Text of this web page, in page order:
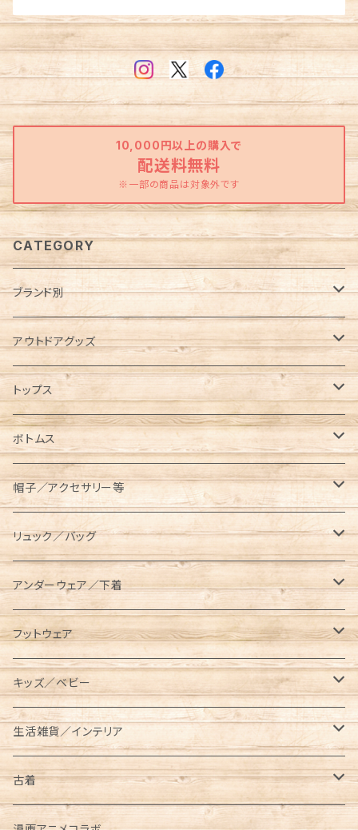
10,000円以上の購入で
配送料無料
※一部の商品は対象外です
CATEGORY
ブランド別
Abu Garcia（アブガルシア）
anello（アネロ）
AO Coolers（エーオークーラーズ）
asobito（アソビト）
AVIREX（アビレックス）
BEN DAVIS（ベンデイビス）
BRIEFING（ブリーフィング）
BUTTERFLY TWISTS（バタフライツイスト）
Champion（チャンピオン）
CHUMS（チャムス）
東北限定販売アイテム
アウトドアグッズ
焚き火グッズ
ケース各種
コンテナ／ツールボックス
スキレットケース
ダッチオーブンケース
ポールケース
メスティンケース
トラッシュバッグ／ゴミ入れ
薪入れ／薪バッグ
トイレットペーパー／ティッシュケース
テーブル／チェア
コット／マット
レジャーシート／グランドシート
ランタン／ライト類
タンブラー／水筒
クッカー／食器
メスティン
ケトル
トップス
ノースリーブ／タンクトップ
半袖Tシャツ
長袖／ハンパ袖Tシャツ
長袖Tシャツ
七分袖Tシャツ
シャツ
長袖
半袖
スウェット／トレーナー
半袖
長袖
パーカー
プルパーカー
ジップパーカー
ジャケット／アウター
コーチジャケット
中綿ジャケット
オーバーオール／オールインワン
ボトムス
オーバーオール／オールインワン
ロングパンツ
ハーフパンツ／ショーツ
クロップドパンツ
帽子／アクセサリー等
キャップ／ハット
ベルト／サスペンダー
マフラー／ネックウォーマー／ネックゲイター
ニットキャップ
手袋／グローブ
パスケース
リュック／バッグ
リュック
ショルダーバッグ
メッセンジャーバッグ
サコッシュ／ポーチ
トートバッグ
アンダーウェア／下着
ソックス
ロング
ショート／アンクル
レギンス／スパッツ
フットウェア
スニーカー
サンダル
ブーツ
キッズ／ベビー
キッズ
半袖Tシャツ
長袖Tシャツ
ベビー
ベビービブ
生活雑貨／インテリア
タンブラー／コップ／水筒
古着